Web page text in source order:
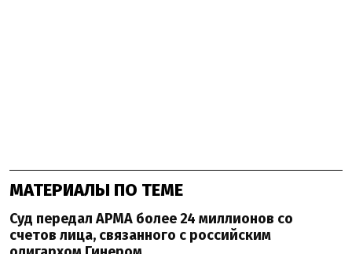
МАТЕРИАЛЫ ПО ТЕМЕ
Суд передал АРМА более 24 миллионов со
счетов лица, связанного с российским